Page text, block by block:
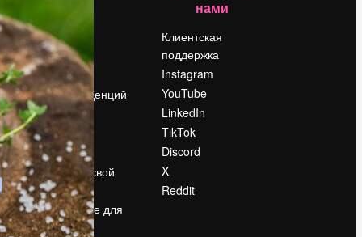
О нас
Reviews
Вакансии
Поиск тенденций
Блог
События
Slidesgo
Продайте свой
контент
Помещение для
прессы
нами
Клиентская
поддержка
Instagram
YouTube
LinkedIn
TikTok
Discord
X
Reddit